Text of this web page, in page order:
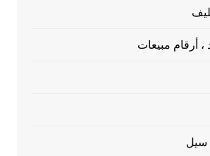
، أرقام مبيعات
سيل